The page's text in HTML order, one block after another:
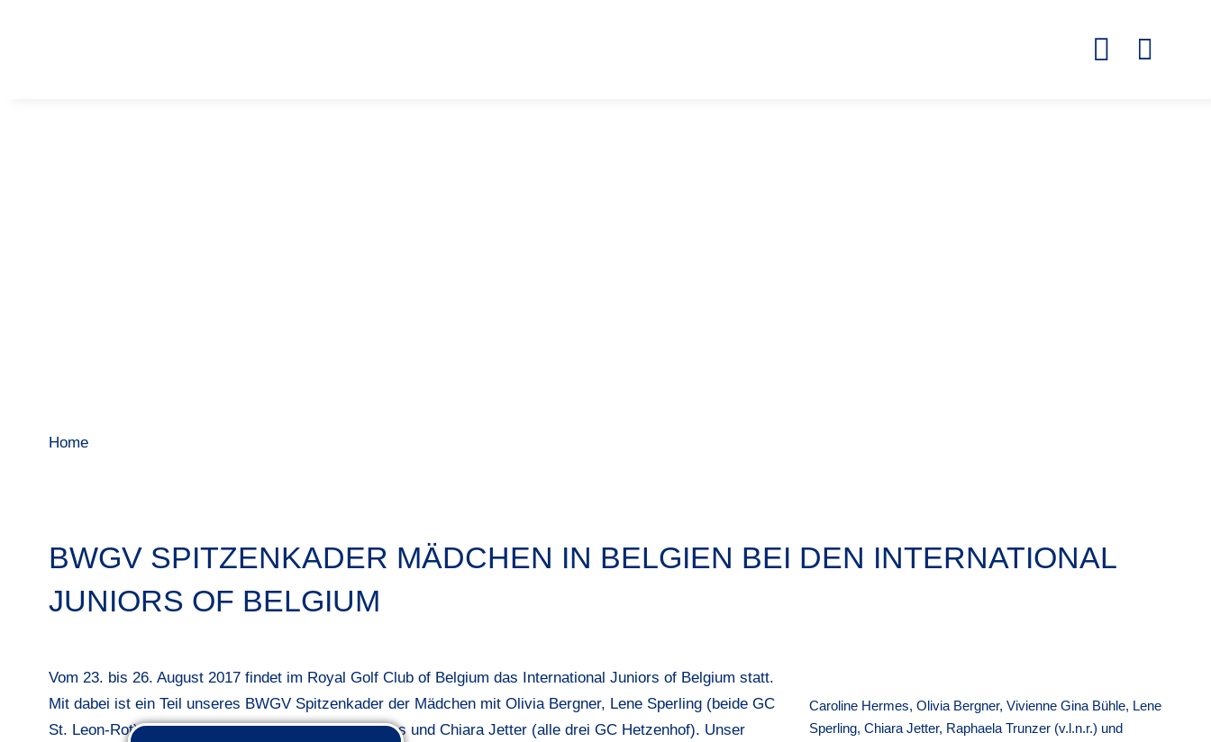
Home
BWGV SPITZENKADER MÄDCHEN IN BELGIEN BEI DEN INTERNATIONAL
JUNIORS OF BELGIUM
Vom 23. bis 26. August 2017 findet im Royal Golf Club of Belgium das International Juniors of Belgium statt.
Mit dabei ist ein Teil unseres BWGV Spitzenkader der Mädchen mit Olivia Bergner, Lene Sperling (beide GC
St. Leon-Rot), Vivienne Gina Bühle, Caroline Hermes und Chiara Jetter (alle drei GC Hetzenhof). Unser
Caroline Hermes, Olivia Bergner, Vivienne Gina Bühle, Lene
Sperling, Chiara Jetter, Raphaela Trunzer (v.l.n.r.) und